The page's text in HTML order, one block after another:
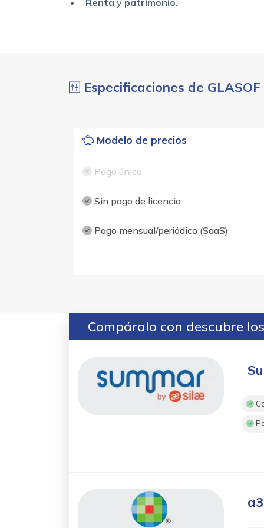
Renta y patrimonio.
Especificaciones de
Modelo de precios
Pago único
Sin pago de licencia
Pago mensual/periódico (SaaS)
Compáralo con descubre